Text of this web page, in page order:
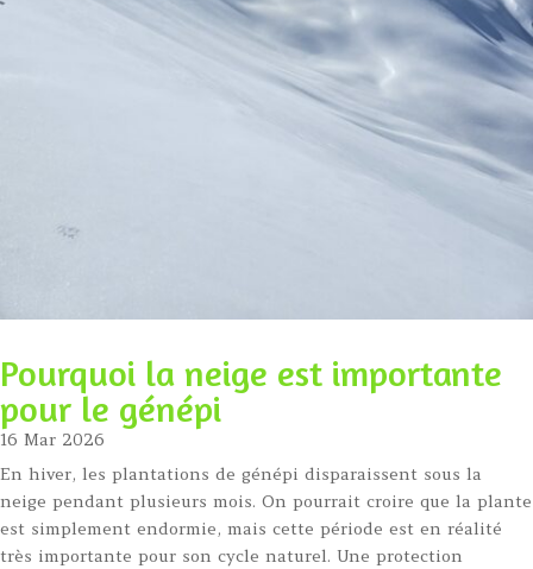
Pourquoi la neige est importante
pour le génépi
16 Mar 2026
En hiver, les plantations de génépi disparaissent sous la
neige pendant plusieurs mois. On pourrait croire que la plante
est simplement endormie, mais cette période est en réalité
très importante pour son cycle naturel. Une protection